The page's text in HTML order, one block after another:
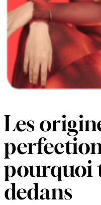
Les
pourquoi
dedans